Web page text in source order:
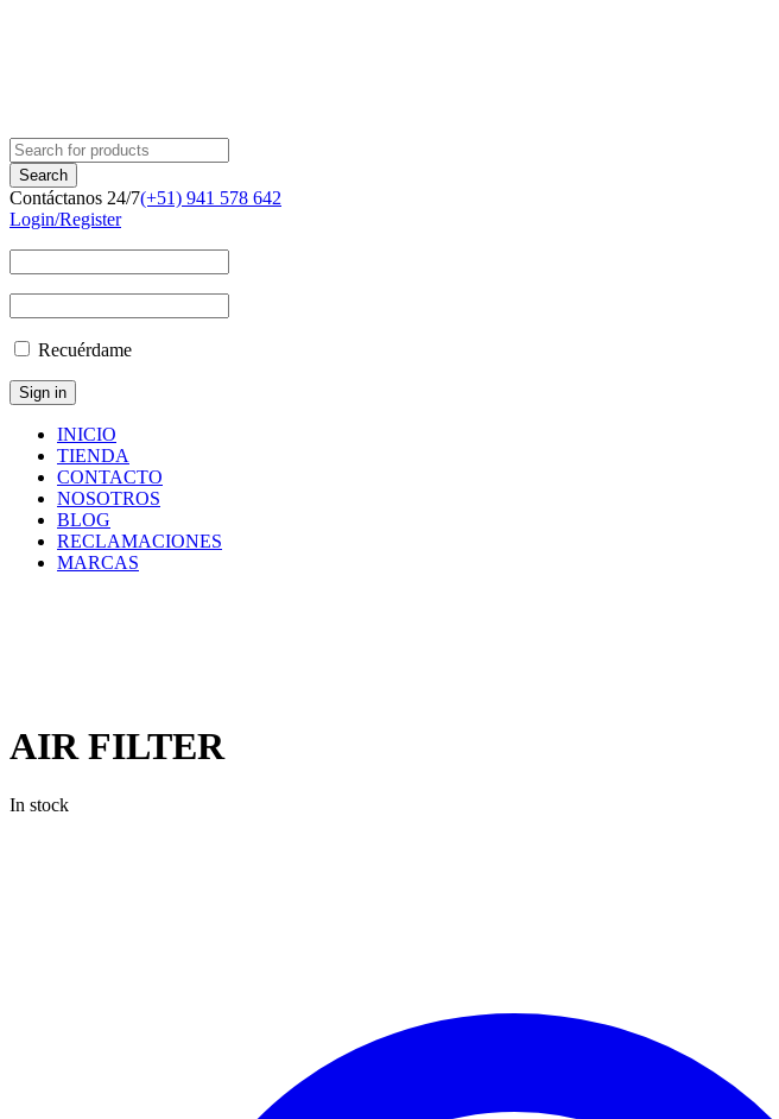
Contáctanos 24/7(+51) 941 578 642
Login/Register
Recuérdame
INICIO
TIENDA
CONTACTO
NOSOTROS
BLOG
RECLAMACIONES
MARCAS
AIR FILTER
In stock